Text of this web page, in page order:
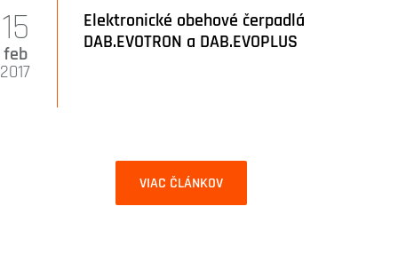
Elektronické obehové čerpadlá
DAB.EVOTRON a DAB.EVOPLUS
15
feb
2017
VIAC ČLÁNKOV